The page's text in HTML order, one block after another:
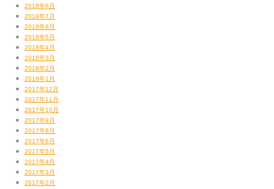
スタッフ・T
2018年8月
2018年7月
2018年6月
2018年5月
2018年4月
2018年3月
2018年2月
2018年1月
2017年12月
2017年11月
2017年10月
2017年9月
2017年8月
2017年6月
2017年5月
2017年4月
2017年3月
2017年2月